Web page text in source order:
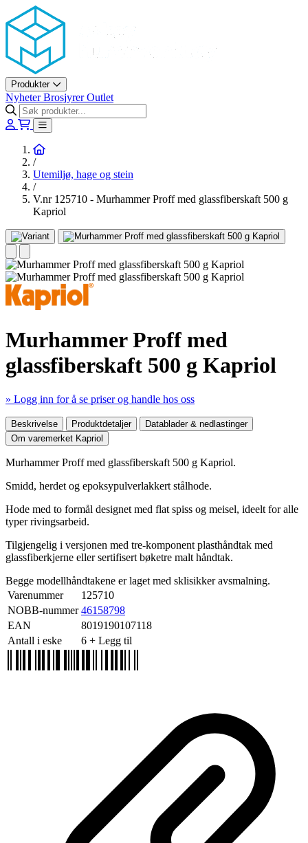
Askøy Murerverktøy AS
Produkter
NyheterBrosjyrerOutlet
Hjem
/
Utemiljø, hage og stein
/
V.nr 125710 - Murhammer Proff med glassfiberskaft 500 g
Kapriol
Murhammer Proff med
glassfiberskaft 500 g Kapriol
» Logg inn for å se priser og handle hos oss
Mer produktdetaljer
Beskrivelse Produktdetaljer
Datablader & nedlastinger
Om varemerket Kapriol
Murhammer Proff med glassfiberskaft 500 g Kapriol.
Smidd, herdet og epoksypulverlakkert stålhode.
Hode med to formål designet med flat spiss og meisel, ideelt for alle
typer rivingsarbeid.
Tilgjengelig i versjonen med tre-komponent plasthåndtak med
glassfiberkjerne eller sertifisert bøketre malt håndtak.
Begge modellhåndtakene er laget med sklisikker avsmalning.
Varenummer
125710
NOBB-nummer 46158798
EAN
8019190107118
Antall i eske
6 + Legg til